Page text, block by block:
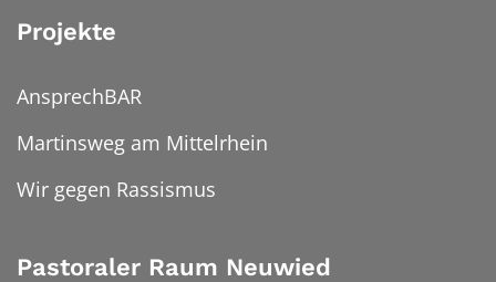
Projekte
AnsprechBAR
Martinsweg am Mittelrhein
Wir gegen Rassismus
Pastoraler Raum Neuwied